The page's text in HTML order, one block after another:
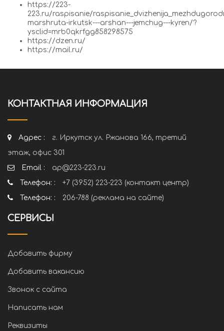
https://223-
223.ru/raspisanie/
marshruta-irkutsk---arshan---jemchug---kyren/?
ysclid=mrb0qkrfgg858298575
https://dzen.ru/
https://mail.ru/
КОНТАКТНАЯ ИНФОРМАЦИЯ
Адрес :
г. Иркутск ул. Ржанова 166, третий
этаж, офис 301
Email :
ap@223-223.ru
Телефон: :
+7 (3952) 223-223 (контакт центр)
Телефон: :
206-788 (реклама на сайте)
СЕРВИСЫ
Добавить фирму
Добавить вакансию
Звонок с сайта
Написать нам
Реквизиты